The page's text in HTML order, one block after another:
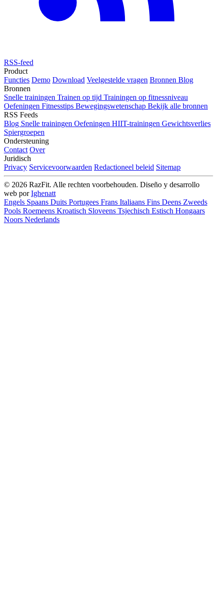
RSS-feed
Product
Functies Demo Download Veelgestelde vragen Bronnen Blog
Bronnen
Snelle trainingen Trainen op tijd Trainingen op fitnessniveau
Oefeningen Fitnesstips Bewegingswetenschap Bekijk alle bronnen
RSS Feeds
Blog Snelle trainingen Oefeningen HIIT-trainingen Gewichtsverlies
Spiergroepen
Ondersteuning
Contact Over
Juridisch
Privacy Servicevoorwaarden Redactioneel beleid Sitemap
© 2026 RazFit. Alle rechten voorbehouden. Diseño y desarrollo
web porIghenatt
Engels Spaans Duits Portugees Frans Italiaans Fins Deens Zweeds
Pools Roemeens Kroatisch Sloveens Tsjechisch Estisch Hongaars
Noors Nederlands